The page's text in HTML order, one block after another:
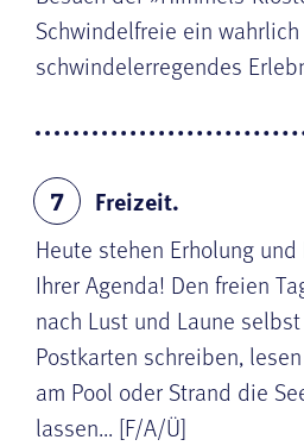
Schwindelfreie ein wahrlich
schwindelerregendes
7
Freizeit.
Heute stehen Erholung
Ihrer Agenda! Den freien
nach Lust und Laune
Postkarten schreiben,
am Pool oder Strand die
lassen... [F/A/Ü]